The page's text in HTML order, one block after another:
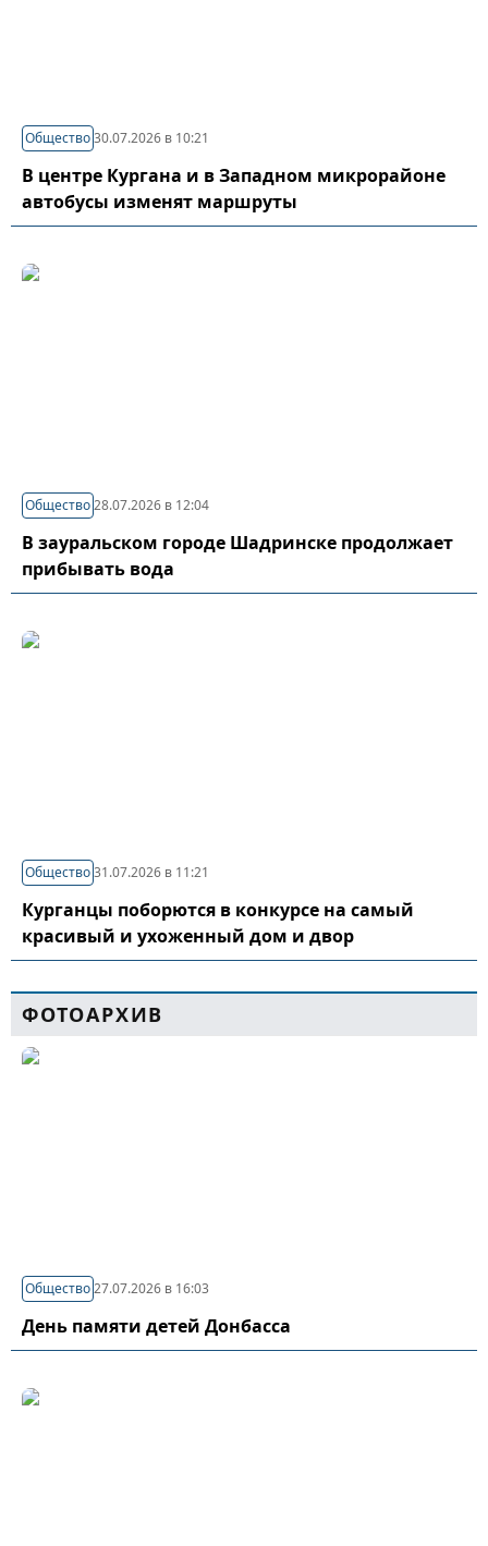
Общество30.07.2026 в 10:21
В центре Кургана и в Западном микрорайоне
автобусы изменят маршруты
Общество28.07.2026 в 12:04
В зауральском городе Шадринске продолжает
прибывать вода
Общество31.07.2026 в 11:21
Курганцы поборются в конкурсе на самый
красивый и ухоженный дом и двор
ФОТОАРХИВ
Общество27.07.2026 в 16:03
День памяти детей Донбасса